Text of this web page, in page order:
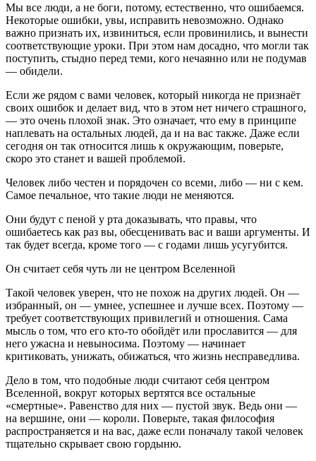
Мы все люди, а не боги, потому, естественно, что ошибаемся.
Некоторые ошибки, увы, исправить невозможно. Однако
важно признать их, извиниться, если провинились, и вынести
соответствующие уроки. При этом нам досадно, что могли так
поступить, стыдно перед теми, кого нечаянно или не подумав
— обидели.
Если же рядом с вами человек, который никогда не признаёт
своих ошибок и делает вид, что в этом нет ничего страшного,
— это очень плохой знак. Это означает, что ему в принципе
наплевать на остальных людей, да и на вас также. Даже если
сегодня он так относится лишь к окружающим, поверьте,
скоро это станет и вашей проблемой.
Человек либо честен и порядочен со всеми, либо — ни с кем.
Самое печальное, что такие люди не меняются.
Они будут с пеной у рта доказывать, что правы, что
ошибаетесь как раз вы, обесценивать вас и ваши аргументы. И
так будет всегда, кроме того — с годами лишь усугубится.
Он считает себя чуть ли не центром Вселенной
Такой человек уверен, что не похож на других людей. Он —
избранный, он — умнее, успешнее и лучше всех. Поэтому —
требует соответствующих привилегий и отношения. Сама
мысль о том, что его кто-то обойдёт или прославится — для
него ужасна и невыносима. Поэтому — начинает
критиковать, унижать, обижаться, что жизнь несправедлива.
Дело в том, что подобные люди считают себя центром
Вселенной, вокруг которых вертятся все остальные
«смертные». Равенство для них — пустой звук. Ведь они —
на вершине, они — короли. Поверьте, такая философия
распространяется и на вас, даже если поначалу такой человек
тщательно скрывает свою гордыню.